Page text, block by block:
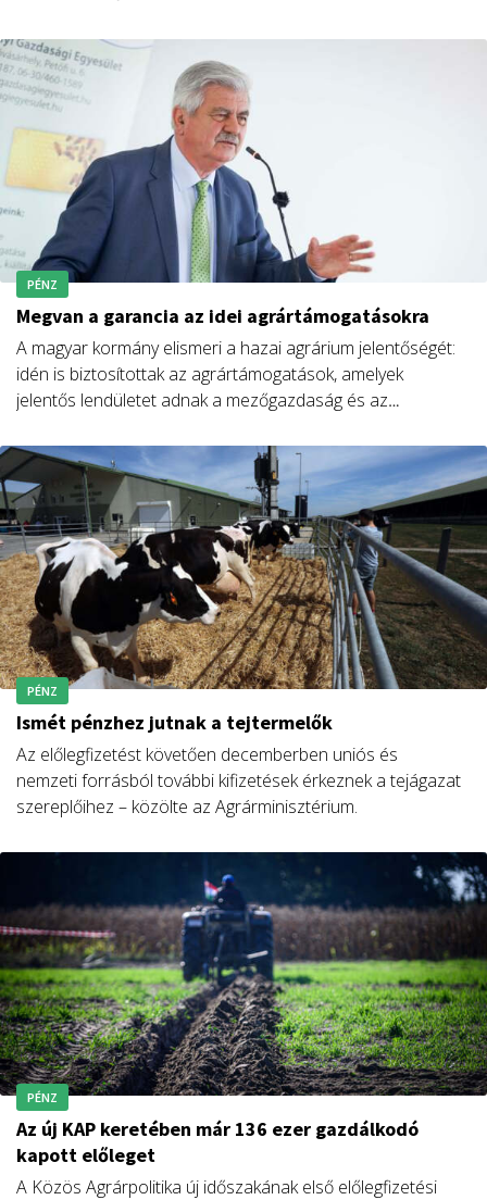
és a kapcsolódó nemzeti jogszabályok megjelentését
megelőzően fontos a gazdálkodók tájékoztatása.
PÉNZ
Megvan a garancia az idei agrártámogatásokra
A magyar kormány elismeri a hazai agrárium jelentőségét:
idén is biztosítottak az agrártámogatások, amelyek
jelentős lendületet adnak a mezőgazdaság és az
vármegyében is – mondta Farkas Sándor, az
Agrárminisztérium miniszterhelyettese a
Hódmezővásárhelyi Gazdasági Egyesület Gazdanapi
fórumán.
PÉNZ
Ismét pénzhez jutnak a tejtermelők
Az előlegfizetést követően decemberben uniós és
nemzeti forrásból további kifizetések érkeznek a tejágazat
szereplőihez – közölte az Agrárminisztérium.
PÉNZ
Az új KAP keretében már 136 ezer gazdálkodó
kapott előleget
A Közös Agrárpolitika új időszakának első előlegfizetési